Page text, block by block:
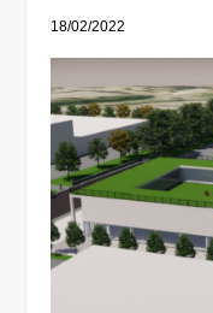
18/02/2022